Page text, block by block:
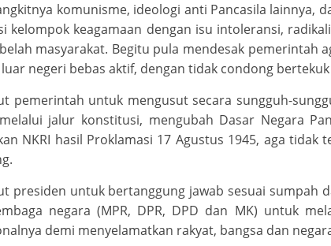
komunisme, ideologi anti Pancasila lainnya,
kelompok keagamaan dengan isu intoleransi,
masyarakat. Begitu pula mendesak pemerintah
negeri bebas aktif, dengan tidak condong
pemerintah untuk mengusut secara sungguh-
jalur konstitusi, mengubah Dasar Negara
NKRI hasil Proklamasi 17 Agustus 1945, aga tidak
presiden untuk bertanggung jawab sesuai sumpah
negara (MPR, DPR, DPD dan MK) untuk
demi menyelamatkan rakyat, bangsa dan